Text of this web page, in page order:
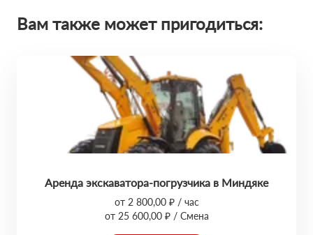
Вам также может пригодиться:
Аренда экскаватора-погрузчика в Миндяке
от 2 800,00 ₽ / час
от 25 600,00 ₽ / Смена